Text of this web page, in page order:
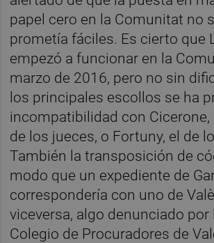
papel cero en la Comunitat no
prometía fáciles. Es cierto que
empezó a funcionar en la
marzo de 2016, pero no sin
los principales escollos se ha
incompatibilidad con Cicerone,
de los jueces, o Fortuny, el de
También la transposición de
modo que un expediente de
correspondería con uno de
viceversa, algo denunciado por
Colegio de Procuradores de